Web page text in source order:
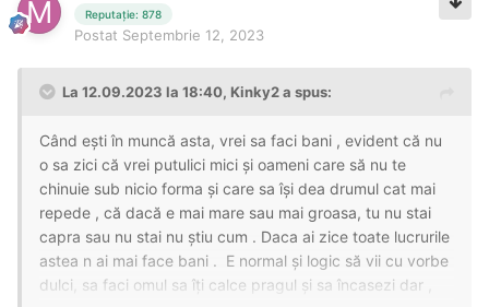
Reputație: 878
Postat Septembrie 12, 2023
La 12.09.2023 la 18:40, Kinky2a spus:
Când ești în muncă asta, vrei sa faci bani , evident că nu
o sa zici că vrei putulici mici și oameni care să nu te
chinuie sub nicio forma și care sa își dea drumul cat mai
repede , că dacă e mai mare sau mai groasa, tu nu stai
capra sau nu stai nu știu cum . Daca ai zice toate lucrurile
astea n ai mai face bani . E normal și logic să vii cu vorbe
dulci, sa faci omul sa îți calce pragul și sa încasezi dar ,